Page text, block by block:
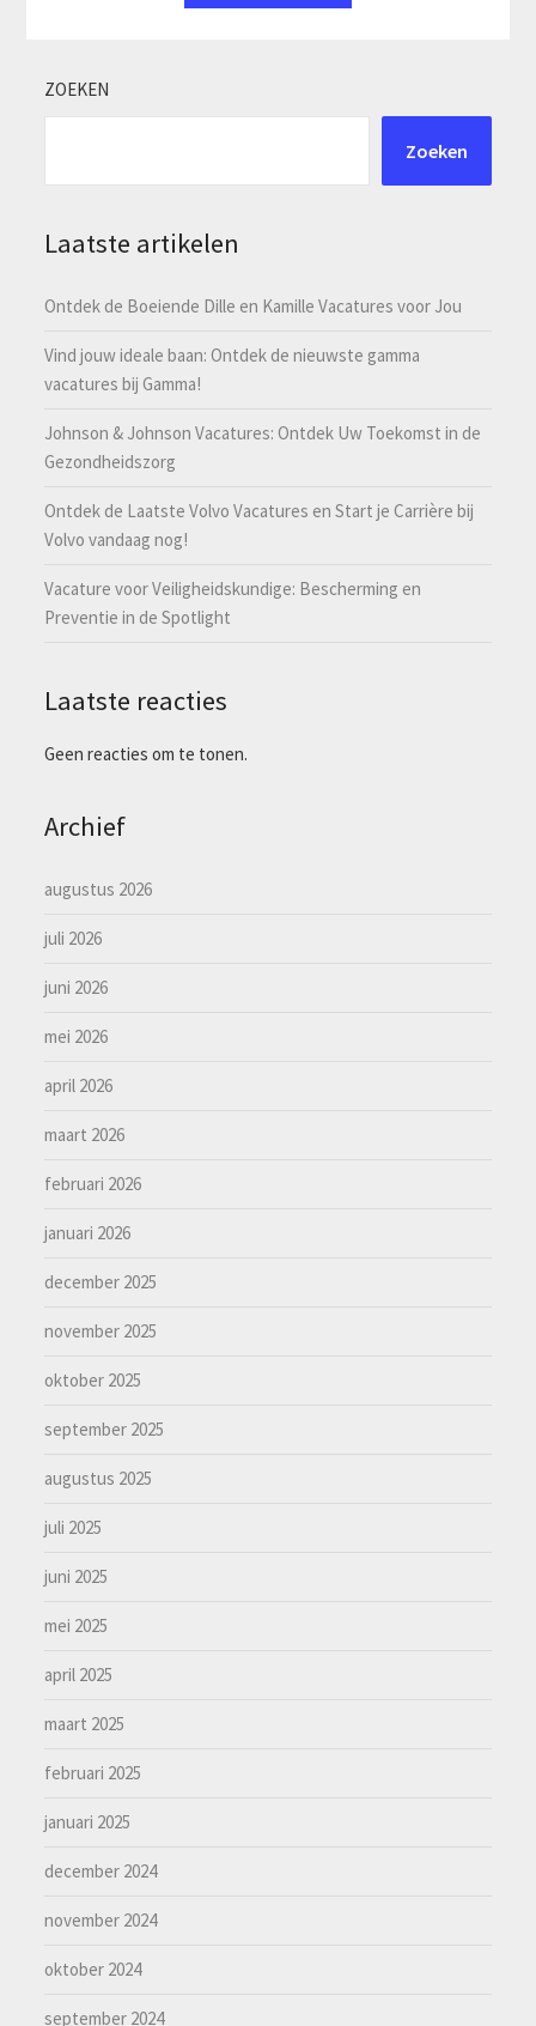
ZOEKEN
Zoeken
Laatste artikelen
Ontdek de Boeiende Dille en Kamille Vacatures voor Jou
Vind jouw ideale baan: Ontdek de nieuwste gamma
vacatures bij Gamma!
Johnson & Johnson Vacatures: Ontdek Uw Toekomst in de
Gezondheidszorg
Ontdek de Laatste Volvo Vacatures en Start je Carrière bij
Volvo vandaag nog!
Vacature voor Veiligheidskundige: Bescherming en
Preventie in de Spotlight
Laatste reacties
Geen reacties om te tonen.
Archief
augustus 2026
juli 2026
juni 2026
mei 2026
april 2026
maart 2026
februari 2026
januari 2026
december 2025
november 2025
oktober 2025
september 2025
augustus 2025
juli 2025
juni 2025
mei 2025
april 2025
maart 2025
februari 2025
januari 2025
december 2024
november 2024
oktober 2024
september 2024